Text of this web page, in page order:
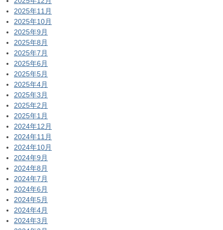
2025年11月
2025年10月
2025年9月
2025年8月
2025年7月
2025年6月
2025年5月
2025年4月
2025年3月
2025年2月
2025年1月
2024年12月
2024年11月
2024年10月
2024年9月
2024年8月
2024年7月
2024年6月
2024年5月
2024年4月
2024年3月